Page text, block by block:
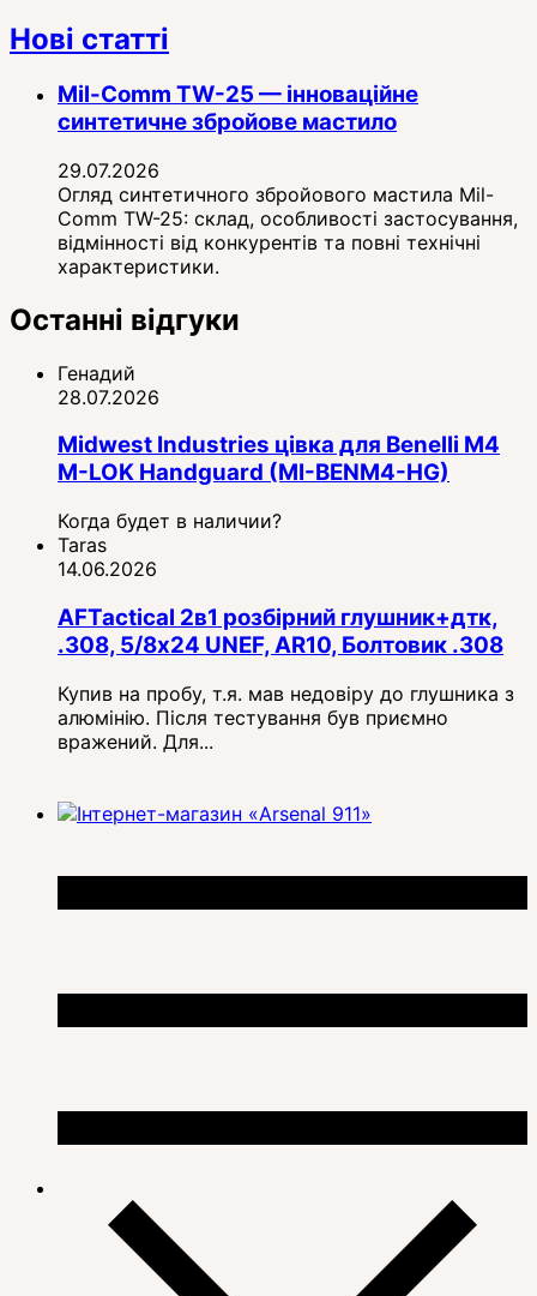
Нові статті
Mil-Comm TW-25 — інноваційне
синтетичне збройове мастило
29.07.2026
Огляд синтетичного збройового мастила Mil-
Comm TW-25: склад, особливості застосування,
відмінності від конкурентів та повні технічні
характеристики.
Останні відгуки
Генадий
28.07.2026
Midwest Industries цівка для Benelli M4
M-LOK Handguard (MI-BENM4-HG)
Когда будет в наличии?
Taras
14.06.2026
AFTactical 2в1 розбірний глушник+дтк,
.308, 5/8x24 UNEF, AR10, Болтовик .308
Купив на пробу, т.я. мав недовіру до глушника з
алюмінію. Після тестування був приємно
вражений. Для...